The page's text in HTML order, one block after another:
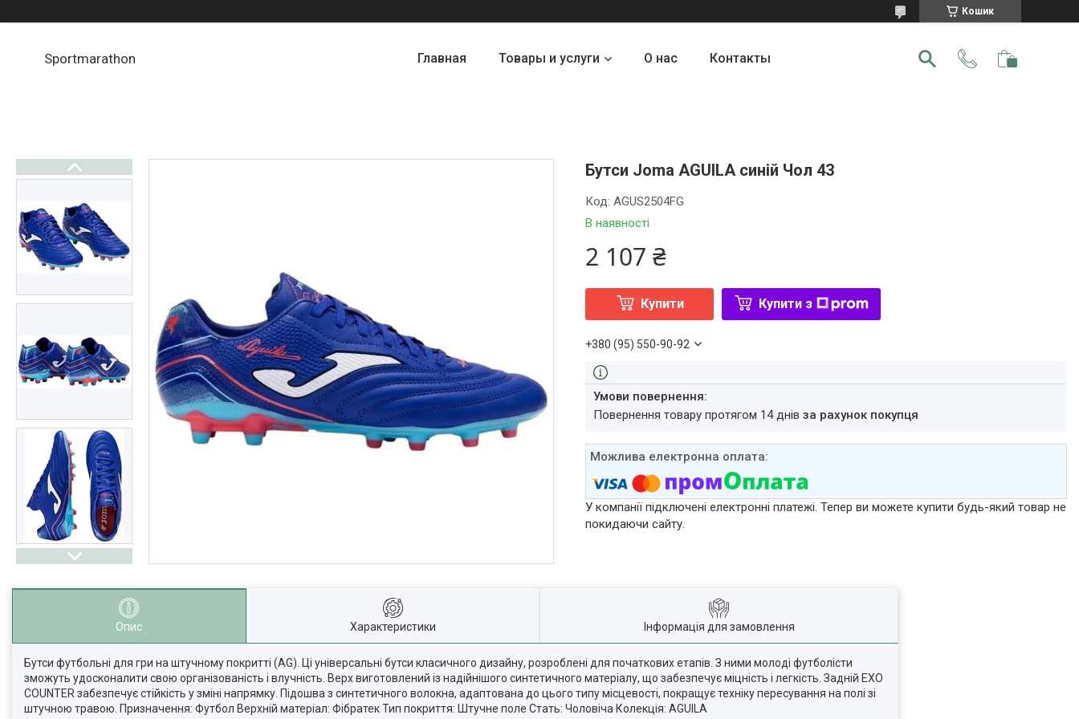
Кошик
Sportmarathon Главная Товары и услуги О нас Контакты
Бутси Joma AGUILA синій Чол 43
В наявності
Код:AGUS2504FG
2 107 ₴
Купити Купити з
+380 (95) 550-90-92
повернення товару протягом 14 днівза рахунок покупця
У компанії підключені електронні платежі. Тепер ви можете купити будь-який товар не
покидаючи сайту.
Опис Характеристики Інформація для замовлення
Бутси футбольні для гри на штучному покритті (AG). Ці універсальні бутси класичного дизайну, розроблені для початкових етапів. З ними молоді футболісти
зможуть удосконалити свою організованість і влучність. Верх виготовлений із надійнішого синтетичного матеріалу, що забезпечує міцність і легкість. Задній EXO
COUNTER забезпечує стійкість у зміні напрямку. Підошва з синтетичного волокна, адаптована до цього типу місцевості, покращує техніку пересування на полі зі
штучною травою. Призначення: Футбол Верхній матеріал: Фібратек Тип покриття: Штучне поле Стать: Чоловіча Колекція: AGUILA